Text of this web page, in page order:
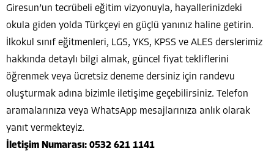
Giresun’un tecrübeli eğitim vizyonuyla, hayallerinizdeki
okula giden yolda Türkçeyi en güçlü yanınız haline getirin.
İlkokul sınıf eğitmenleri, LGS, YKS, KPSS ve ALES derslerimiz
hakkında detaylı bilgi almak, güncel fiyat tekliflerini
öğrenmek veya ücretsiz deneme dersiniz için randevu
oluşturmak adına bizimle iletişime geçebilirsiniz. Telefon
aramalarınıza veya WhatsApp mesajlarınıza anlık olarak
yanıt vermekteyiz.
İletişim Numarası: 0532 621 1141